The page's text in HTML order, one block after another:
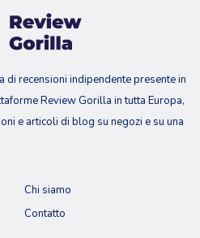
recensioni indipendente presente in
Review Gorilla in tutta Europa,
e articoli di blog su negozi e su una
Chi siamo
Contatto